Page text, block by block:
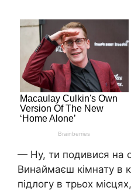
— Ну, ти подивися на
Винаймаєш кімнату в
підлогу в трьох